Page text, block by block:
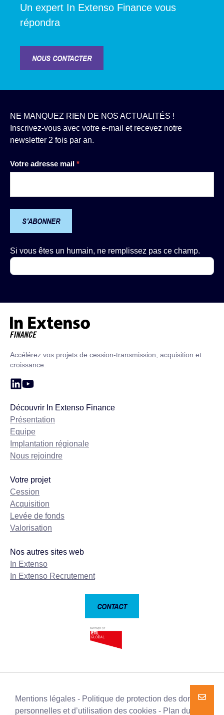
NOUS
Un expert In Extenso Finance vous
répondra
NOUS CONTACTER
NOUS
NE MANQUEZ RIEN DE NOS ACTUALITÉS !
Inscrivez-vous avec votre e-mail et recevez notre
newsletter 2 fois par an.
Votre adresse mail *
S'ABONNER
Si vous êtes un humain, ne remplissez pas ce champ.
Accélérez vos projets de cession-transmission, acquisition et
croissance.
Découvrir In Extenso Finance
Présentation
Equipe
Implantation régionale
Nous rejoindre
Votre projet
Cession
Acquisition
Levée de fonds
Valorisation
Nos autres sites web
In Extenso
In Extenso Recrutement
CONTACT
Mentions légales
Politique de protection des données
personnelles et d’utilisation des cookies
Plan du site